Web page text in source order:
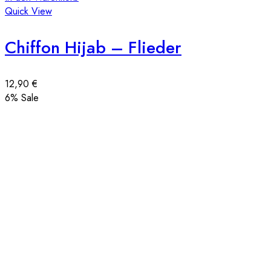
Quick View
Chiffon Hijab – Flieder
12,90€
6% Sale